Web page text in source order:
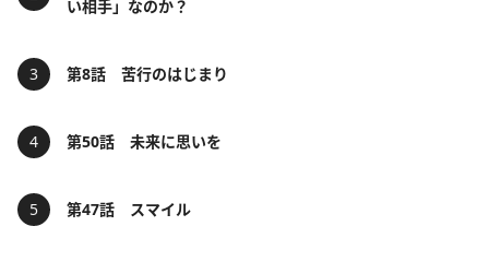
い相手」なのか？
第8話 苦行のはじまり
第50話 未来に思いを
第47話 スマイル